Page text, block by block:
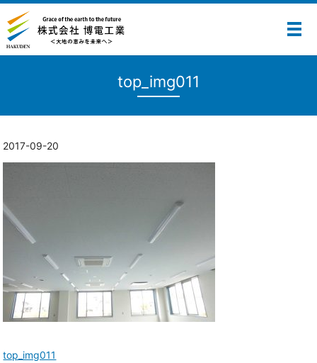
メ
top_img011
2017-09-20
top_img011